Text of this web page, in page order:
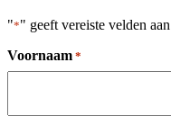
"*" geeft vereiste velden aan
Voornaam *